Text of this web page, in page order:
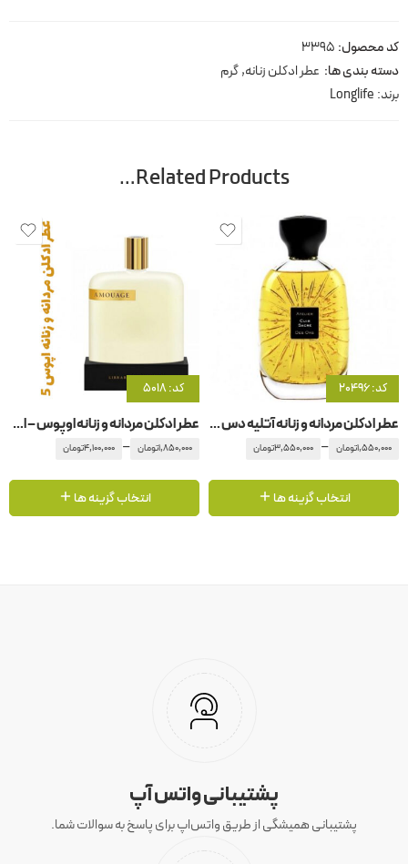
کد محصول: 3395
دسته بندی ها: عطر ادکلن زنانه,گرم
برند: Longlife
Related Products…
کد: 20496
عطر ادکلن مردانه و زنانه آتلیه دس اورس – آتلیه د زوق کوق سکقه
1,550,000تومان –
3,550,000تومان
انتخاب گزینه ها
کد: 5018
عطر ادکلن مردانه و زنانه اوپوس – اپوس 5 آمواج – آمواژ
1,850,000تومان –
4,100,000تومان
انتخاب گزینه ها
پشتیبانی واتس آپ
پشتیبانی همیشگی از طریق واتس‌اپ برای پاسخ به سوالات شما.